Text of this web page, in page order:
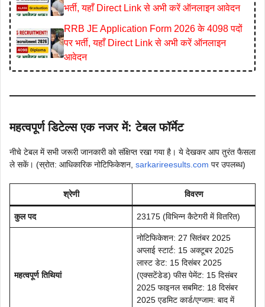
भर्ती, यहाँ Direct Link से अभी करें ऑनलाइन आवेदन
RRB JE Application Form 2026 के 4098 पदों
पर भर्ती, यहाँ Direct Link से अभी करें ऑनलाइन
आवेदन
महत्वपूर्ण डिटेल्स एक नजर में: टेबल फॉर्मेट
नीचे टेबल में सभी जरूरी जानकारी को संक्षिप्त रखा गया है। ये देखकर आप तुरंत फैसला
ले सकें। (स्रोत: आधिकारिक नोटिफिकेशन, sarkarireesults.com पर उपलब्ध)
श्रेणी विवरण
कुल पद 23175 (विभिन्न कैटेगरी में वितरित)
महत्वपूर्ण तिथियां
नोटिफिकेशन: 27 सितंबर 2025
अप्लाई स्टार्ट: 15 अक्टूबर 2025
लास्ट डेट: 15 दिसंबर 2025
(एक्सटेंडेड) फीस पेमेंट: 15 दिसंबर
2025 फाइनल सबमिट: 18 दिसंबर
2025 एडमिट कार्ड/एग्जाम: बाद में